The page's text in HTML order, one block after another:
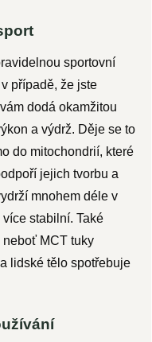
sportovní
případě, že jste
dodá okamžitou
a výdrž. Děje se to
do mitochondrií, které
jejich tvorbu a
mnohem déle v
stabilní. Také
neboť MCT tuky
lidské tělo spotřebuje